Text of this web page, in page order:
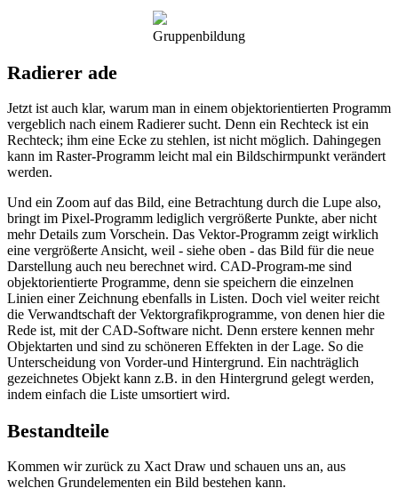
Gruppenbildung
Radierer ade
Jetzt ist auch klar, warum man in einem objektorientierten Programm
vergeblich nach einem Radierer sucht. Denn ein Rechteck ist ein
Rechteck; ihm eine Ecke zu stehlen, ist nicht möglich. Dahingegen
kann im Raster-Programm leicht mal ein Bildschirmpunkt verändert
werden.
Und ein Zoom auf das Bild, eine Betrachtung durch die Lupe also,
bringt im Pixel-Programm lediglich vergrößerte Punkte, aber nicht
mehr Details zum Vorschein. Das Vektor-Programm zeigt wirklich
eine vergrößerte Ansicht, weil - siehe oben - das Bild für die neue
Darstellung auch neu berechnet wird. CAD-Program-me sind
objektorientierte Programme, denn sie speichern die einzelnen
Linien einer Zeichnung ebenfalls in Listen. Doch viel weiter reicht
die Verwandtschaft der Vektorgrafikprogramme, von denen hier die
Rede ist, mit der CAD-Software nicht. Denn erstere kennen mehr
Objektarten und sind zu schöneren Effekten in der Lage. So die
Unterscheidung von Vorder-und Hintergrund. Ein nachträglich
gezeichnetes Objekt kann z.B. in den Hintergrund gelegt werden,
indem einfach die Liste umsortiert wird.
Bestandteile
Kommen wir zurück zu Xact Draw und schauen uns an, aus
welchen Grundelementen ein Bild bestehen kann.